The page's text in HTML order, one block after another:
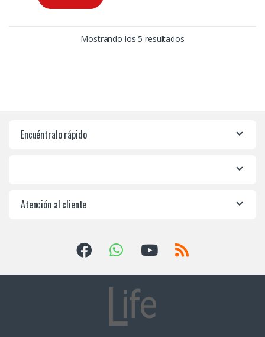
Mostrando los 5 resultados
Encuéntralo rápido
Atención al cliente